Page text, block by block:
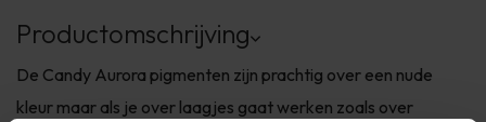
Productomschrijving
De Candy Aurora pigmenten zijn prachtig over een nude
kleur maar als je over laagjes gaat werken zoals over